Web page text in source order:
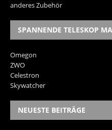
anderes Zubehör
SPANNENDE TELESKOP
Omegon
ZWO
Celestron
Skywatcher
NEUESTE BEITRÄGE